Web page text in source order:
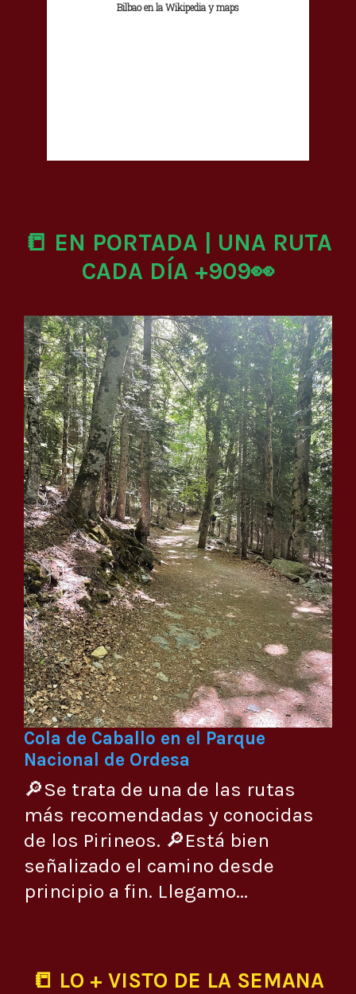
Bilbao en la Wikipedia y maps
📒 EN PORTADA | UNA RUTA
CADA DÍA +909👀
Cola de Caballo en el Parque
Nacional de Ordesa
🔎Se trata de una de las rutas
más recomendadas y conocidas
de los Pirineos. 🔎Está bien
señalizado el camino desde
principio a fin. Llegamo...
📒 LO + VISTO DE LA SEMANA